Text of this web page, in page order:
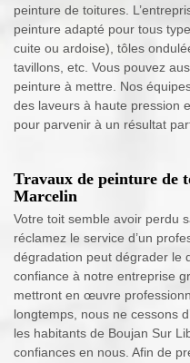
peinture de toitures.
peinture adapté pour tous
cuite ou ardoise), tôles
tavillons, etc. Vous pouvez
peinture à mettre. Nos
des laveurs à haute pression
pour parvenir à un résultat
Travaux de peinture de
Marcelin
Votre toit semble avoir perdu
réclamez le service d’un
dégradation peut dégrader le
confiance à notre entreprise
mettront en œuvre
longtemps, nous ne cessons
les habitants de Boujan Sur
confiances en nous. Afin de